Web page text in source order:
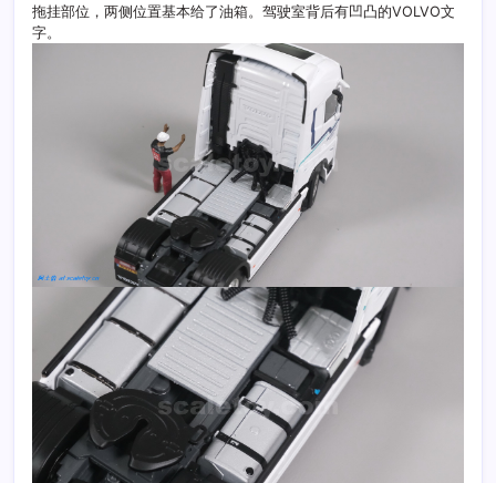
拖挂部位，两侧位置基本给了油箱。驾驶室背后有凹凸的VOLVO文
字。